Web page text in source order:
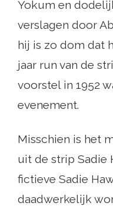
Yokum en
verslagen door
hij is zo dom dat
jaar run van de
voorstel in 1952
evenement.
Misschien is het
uit de strip Sadie
fictieve Sadie
daadwerkelijk